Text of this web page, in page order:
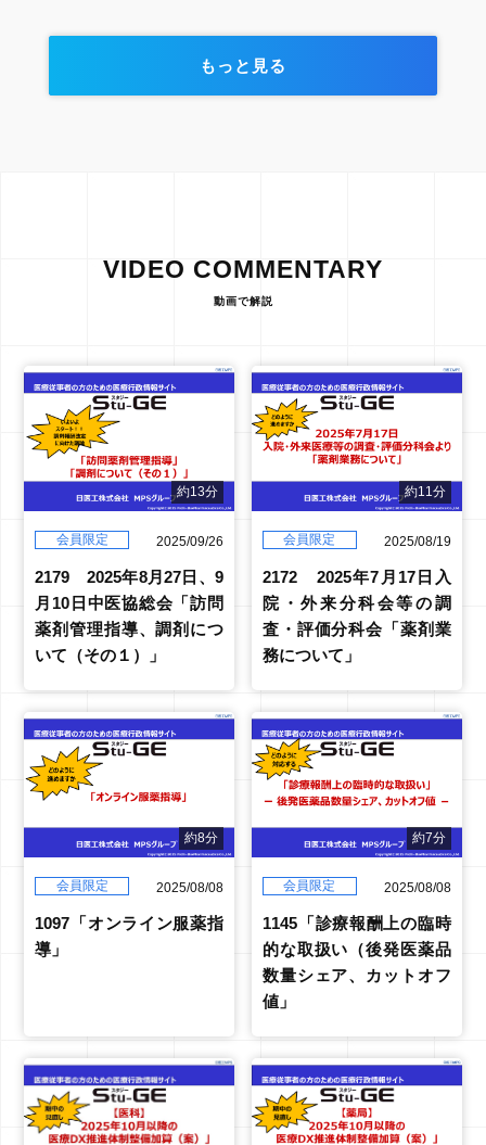
もっと見る
VIDEO COMMENTARY
動画で解説
約13分
会員限定 2025/09/26
2179 2025年8月27日、9
月10日中医協総会「訪問
薬剤管理指導、調剤につ
いて（その１）」
約11分
会員限定 2025/08/19
2172 2025年7月17日入
院・外来分科会等の調
査・評価分科会「薬剤業
務について」
約8分
会員限定 2025/08/08
1097「オンライン服薬指
導」
約7分
会員限定 2025/08/08
1145「診療報酬上の臨時
的な取扱い（後発医薬品
数量シェア、カットオフ
値」